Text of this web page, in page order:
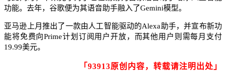
功能。去年，谷歌便为其语音助手融入了Gemini模型。​
亚马逊上月推出了一款由人工智能驱动的Alexa助手，并宣布新功
能将免费向Prime计划订阅用户开放，而其他用户则需每月支付
19.99美元。
「93913原创内容，转载请注明出处」